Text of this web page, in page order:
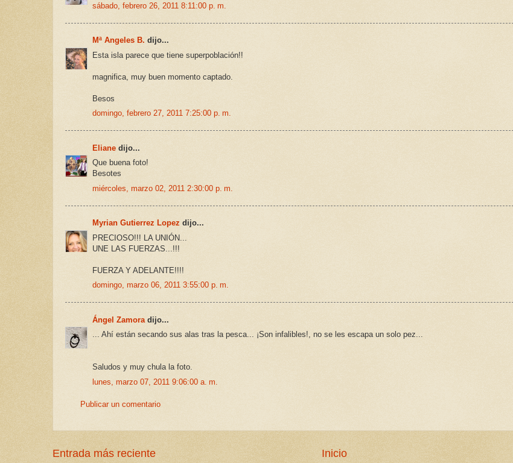
sábado, febrero 26, 2011 8:11:00 p. m.
Mª Angeles B. dijo...
Esta isla parece que tiene superpoblación!!
magnifica, muy buen momento captado.
Besos
domingo, febrero 27, 2011 7:25:00 p. m.
Eliane dijo...
Que buena foto!
Besotes
miércoles, marzo 02, 2011 2:30:00 p. m.
Myrian Gutierrez Lopez dijo...
PRECIOSO!!! LA UNIÓN...
UNE LAS FUERZAS...!!!
FUERZA Y ADELANTE!!!!
domingo, marzo 06, 2011 3:55:00 p. m.
Ángel Zamora dijo...
... Ahí están secando sus alas tras la pesca... ¡Son infalibles!, no se les escapa un solo pez...
Saludos y muy chula la foto.
lunes, marzo 07, 2011 9:06:00 a. m.
Publicar un comentario
Entrada más reciente Inicio